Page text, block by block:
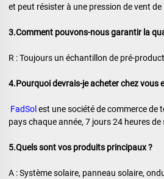
et peut résister à une pression de vent
3.Comment pouvons-nous garantir la
R : Toujours un échantillon de pré-
4.Pourquoi devrais-je acheter chez
FadSol est une société de commerce de
pays chaque année, 7 jours 24 heures de
5.Quels sont vos produits principaux ?
A : Système solaire, panneau solaire,